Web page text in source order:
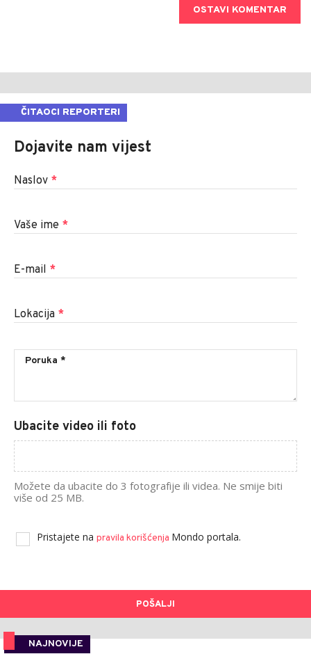
OSTAVI KOMENTAR
ČITAOCI REPORTERI
Dojavite nam vijest
Naslov *
Vaše ime *
E-mail *
Lokacija *
Ubacite video ili foto
Možete da ubacite do 3 fotografije ili videa. Ne smije biti
više od 25 MB.
Pristajete na pravila korišćenja Mondo portala.
POŠALJI
NAJNOVIJE